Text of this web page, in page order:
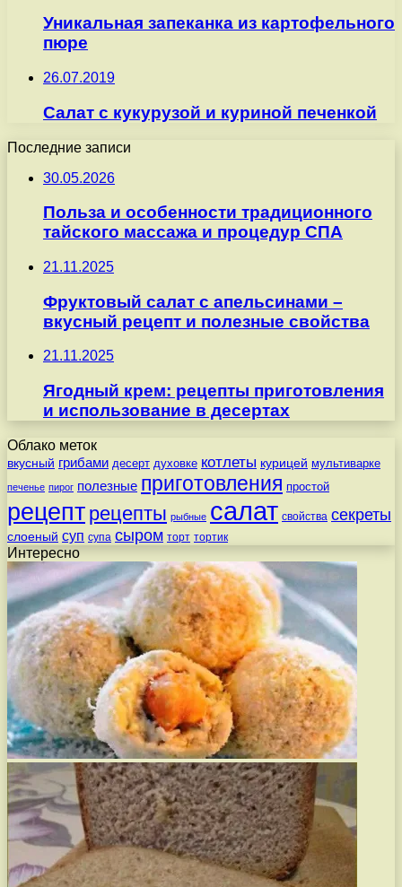
Уникальная запеканка из картофельного
пюре
26.07.2019
Салат с кукурузой и куриной печенкой
Последние записи
30.05.2026
Польза и особенности традиционного
тайского массажа и процедур СПА
21.11.2025
Фруктовый салат с апельсинами –
вкусный рецепт и полезные свойства
21.11.2025
Ягодный крем: рецепты приготовления
и использование в десертах
Облако меток
вкусный грибами десерт духовке котлеты курицей мультиварке
печенье пирог полезные приготовления простой
рецепт рецепты рыбные салат свойства секреты
слоеный суп супа сыром торт тортик
Интересно